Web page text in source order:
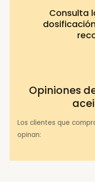
Consulta
Opiniones
Los clientes que
opinan: